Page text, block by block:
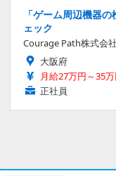
「ゲーム周辺機器
ェック
Courage Path株式会社
大阪府
月給27万円～35
正社員